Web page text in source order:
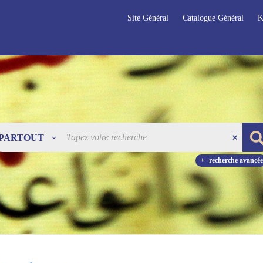
Site Général Catalogue Général
recherche avancée